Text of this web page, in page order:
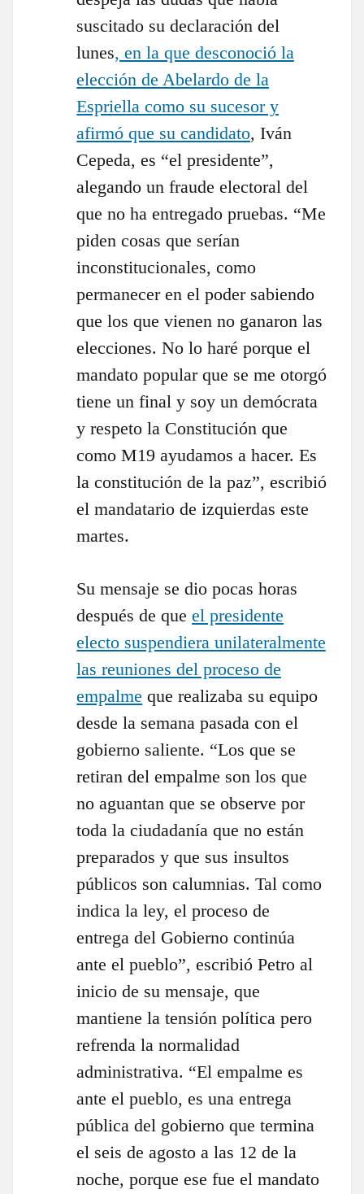
suscitado su declaración del
lunes, en la que desconoció la
elección de Abelardo de la
Espriella como su sucesor y
afirmó que su candidato, Iván
Cepeda, es “el presidente”,
alegando un fraude electoral del
que no ha entregado pruebas. “Me
piden cosas que serían
inconstitucionales, como
permanecer en el poder sabiendo
que los que vienen no ganaron las
elecciones. No lo haré porque el
mandato popular que se me otorgó
tiene un final y soy un demócrata
y respeto la Constitución que
como M19 ayudamos a hacer. Es
la constitución de la paz”, escribió
el mandatario de izquierdas este
martes.
Su mensaje se dio pocas horas
después de queel presidente
electo suspendiera unilateralmente
las reuniones del proceso de
empalme que realizaba su equipo
desde la semana pasada con el
gobierno saliente. “Los que se
retiran del empalme son los que
no aguantan que se observe por
toda la ciudadanía que no están
preparados y que sus insultos
públicos son calumnias. Tal como
indica la ley, el proceso de
entrega del Gobierno continúa
ante el pueblo”, escribió Petro al
inicio de su mensaje, que
mantiene la tensión política pero
refrenda la normalidad
administrativa. “El empalme es
ante el pueblo, es una entrega
pública del gobierno que termina
el seis de agosto a las 12 de la
noche, porque ese fue el mandato